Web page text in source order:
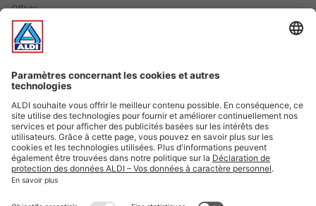
Offres
Infos essentielles
Suivez ALDI Luxembourg
Textes marqués d'un astérisque et mentions légales